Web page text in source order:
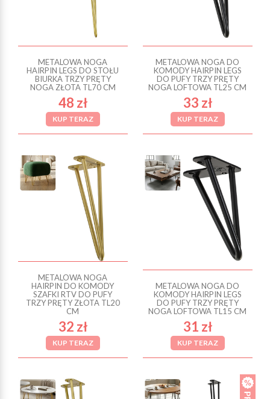
METALOWA NOGA
HAIRPIN LEGS DO STOŁU
BIURKA TRZY PRĘTY
NOGA ZŁOTA TL70 CM
48 zł
KUP TERAZ
METALOWA NOGA DO
KOMODY HAIRPIN LEGS
DO PUFY TRZY PRĘTY
NOGA LOFTOWA TL25 CM
33 zł
KUP TERAZ
METALOWA NOGA
HAIRPIN DO KOMODY
SZAFKI RTV DO PUFY
TRZY PRĘTY ZŁOTA TL20
CM
32 zł
KUP TERAZ
METALOWA NOGA DO
KOMODY HAIRPIN LEGS
DO PUFY TRZY PRĘTY
NOGA LOFTOWA TL15 CM
31 zł
KUP TERAZ